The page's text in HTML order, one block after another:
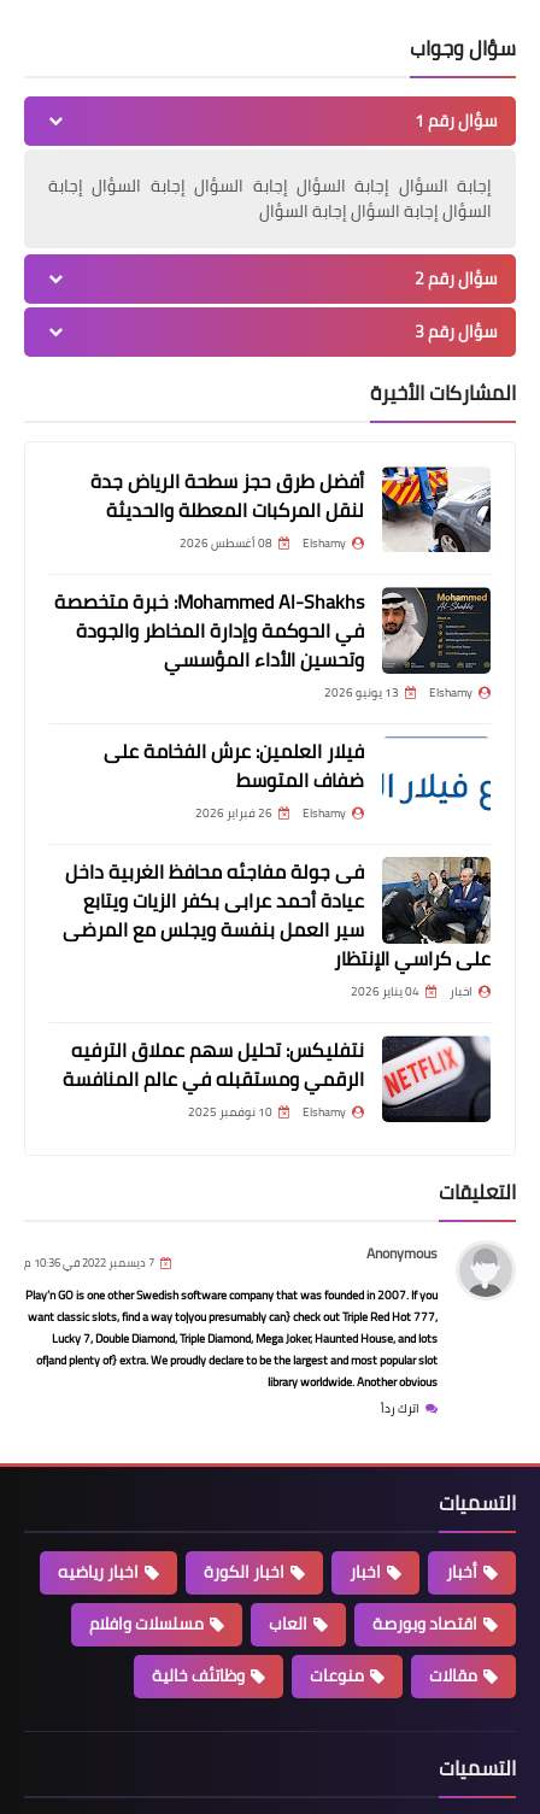
أخبار
الإتجاه شرقا.. قديما قلنا وما زلنا نقول
أخبار
الهوية الوطنية وشباب الوطن
مقالات
مصر المحفوظة من الله
مسلسلات وافلام
–
اخبار الكورة
سؤال وجواب
سؤال رقم 1
إجابة السؤال إجابة السؤال إجابة السؤال إجابة السؤال إجابة
السؤال إجابة السؤال إجابة السؤال
سؤال رقم 2
سؤال رقم 3
المشاركات الأخيرة
أفضل طرق حجز سطحة الرياض جدة
لنقل المركبات المعطلة والحديثة
Elshamy 08 أغسطس 2026
Mohammed Al-Shakhs: خبرة متخصصة
في الحوكمة وإدارة المخاطر والجودة
وتحسين الأداء المؤسسي
Elshamy 13 يونيو 2026
فيلار العلمين: عرش الفخامة على
ضفاف المتوسط
Elshamy 26 فبراير 2026
فى جولة مفاجئه محافظ الغربية داخل
عيادة أحمد عرابى بكفر الزيات ويتابع
سير العمل بنفسة ويجلس مع المرضى
على كراسي الإنتظار
اخبار 04 يناير 2026
نتفليكس: تحليل سهم عملاق الترفيه
الرقمي ومستقبله في عالم المنافسة
Elshamy 10 نوفمبر 2025
التعليقات
Anonymous 7 ديسمبر 2022 في 10:36 م
Play’n GO is one other Swedish software company that was founded in 2007. If you
want classic slots, find a way to|you presumably can} check out Triple Red Hot 777,
Lucky 7, Double Diamond, Triple Diamond, Mega Joker, Haunted House, and lots
of|and plenty of} extra. We proudly declare to be the largest and most popular slot
library worldwide. Another obvious
اترك رداً
التسميات
أخبار اخبار اخبار الكورة
اخبار رياضيه
اقتصاد وبورصة
العاب
مسلسلات وافلام
مقالات
منوعات وظاتئف خالية
التسميات